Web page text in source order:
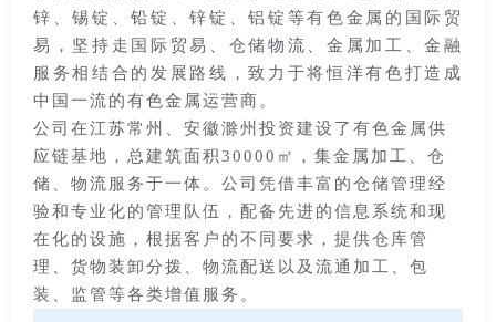
锌、锡锭、铅锭、锌锭、铝锭等有色金属的国际贸
易，坚持走国际贸易、仓储物流、金属加工、金融
服务相结合的发展路线，致力于将恒洋有色打造成
中国一流的有色金属运营商。
公司在江苏常州、安徽滁州投资建设了有色金属供
应链基地，总建筑面积30000㎡，集金属加工、仓
储、物流服务于一体。公司凭借丰富的仓储管理经
验和专业化的管理队伍，配备先进的信息系统和现
在化的设施，根据客户的不同要求，提供仓库管
理、货物装卸分拨、物流配送以及流通加工、包
装、监管等各类增值服务。